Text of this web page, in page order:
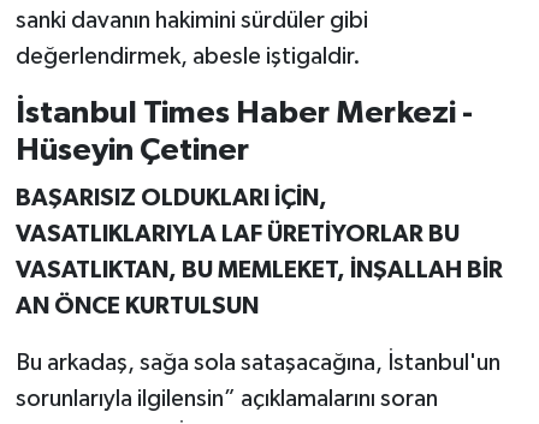
sanki davanın hakimini sürdüler gibi
değerlendirmek, abesle iştigaldir.
İstanbul Times Haber Merkezi -
Hüseyin Çetiner
BAŞARISIZ OLDUKLARI İÇİN,
VASATLIKLARIYLA LAF ÜRETİYORLAR BU
VASATLIKTAN, BU MEMLEKET, İNŞALLAH BİR
AN ÖNCE KURTULSUN
Bu arkadaş, sağa sola sataşacağına, İstanbul'un
sorunlarıyla ilgilensin” açıklamalarını soran